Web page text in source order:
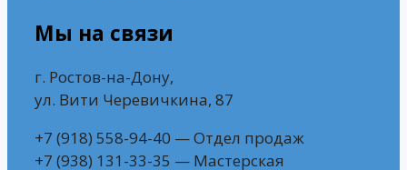
Мы на связи
г. Ростов-на-Дону,
ул. Вити Черевичкина, 87
+7 (918) 558-94-40 — Отдел продаж
+7 (938) 131-33-35 — Мастерская